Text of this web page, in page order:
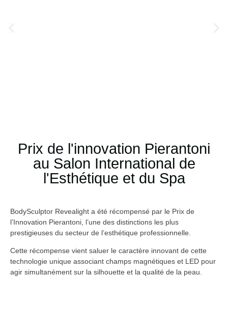
Prix de l'innovation Pierantoni
au Salon International de
l'Esthétique et du Spa
BodySculptor Revealight a été récompensé par le Prix de
l’Innovation Pierantoni, l’une des distinctions les plus
prestigieuses du secteur de l’esthétique professionnelle.
Cette récompense vient saluer le caractère innovant de cette
technologie unique associant champs magnétiques et LED pour
agir simultanément sur la silhouette et la qualité de la peau.